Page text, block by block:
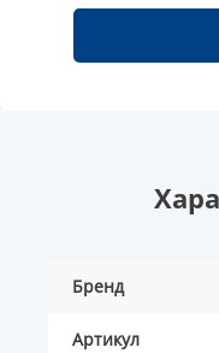
Бренд
Артикул